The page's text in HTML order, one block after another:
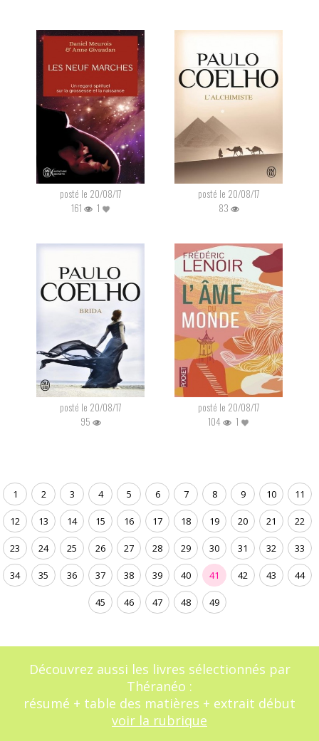
posté le 20/08/17
161
1
posté le 20/08/17
83
posté le 20/08/17
95
posté le 20/08/17
104
1
1 2 3 4 5 6 7 8 9 10 11
12 13 14 15 16 17 18 19 20 21 22
23 24 25 26 27 28 29 30 31 32 33
34 35 36 37 38 39 40 41 42 43 44
45 46 47 48 49
Découvrez aussi les livres sélectionnés par
Théranéo :
résumé + table des matières + extrait début
voir la rubrique